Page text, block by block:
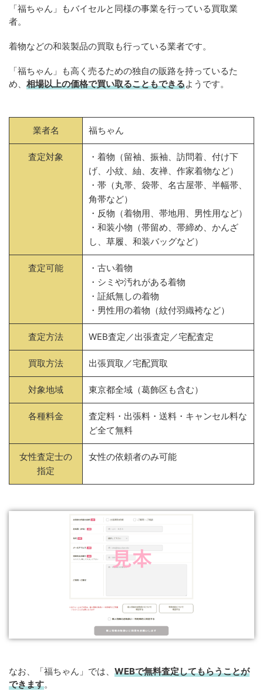
「福ちゃん」もバイセルと同様の事業を行っている買取業
者。
着物などの和装製品の買取も行っている業者です。
「福ちゃん」も高く売るための独自の販路を持っているた
め、 相場以上の価格で買い取ることもできるようです。
業者名 福ちゃん
査定対象
・着物（留袖、振袖、訪問着、付け下
げ、小紋、紬、友禅、作家着物など）
・帯（丸帯、袋帯、名古屋帯、半幅帯、
角帯など）
・反物（着物用、帯地用、男性用など）
・和装小物（帯留め、帯締め、かんざ
し、草履、和装バッグなど）
査定可能
・古い着物
・シミや汚れがある着物
・証紙無しの着物
・男性用の着物（紋付羽織袴など）
査定方法 WEB査定／出張査定／宅配査定
買取方法 出張買取／宅配買取
対象地域 東京都全域（葛飾区も含む）
各種料金
査定料・出張料・送料・キャンセル料な
ど全て無料
女性査定士の
指定
女性の依頼者のみ可能
なお、「福ちゃん」では、 WEBで無料査定してもらうことが
できます。